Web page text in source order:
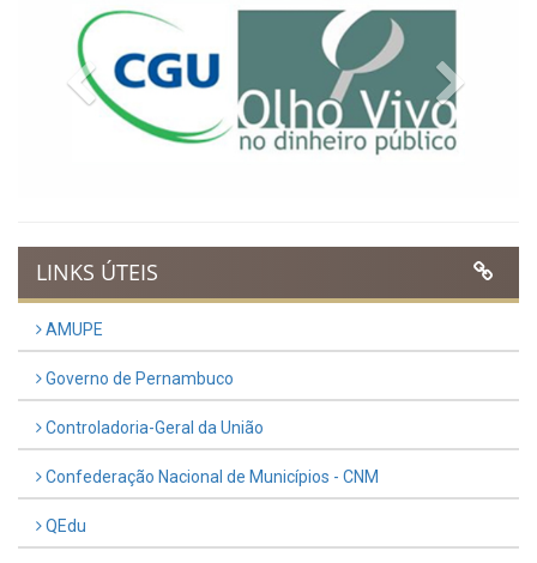
Previous
LINKS ÚTEIS
AMUPE
Governo de Pernambuco
Controladoria-Geral da União
Confederação Nacional de Municípios - CNM
QEdu